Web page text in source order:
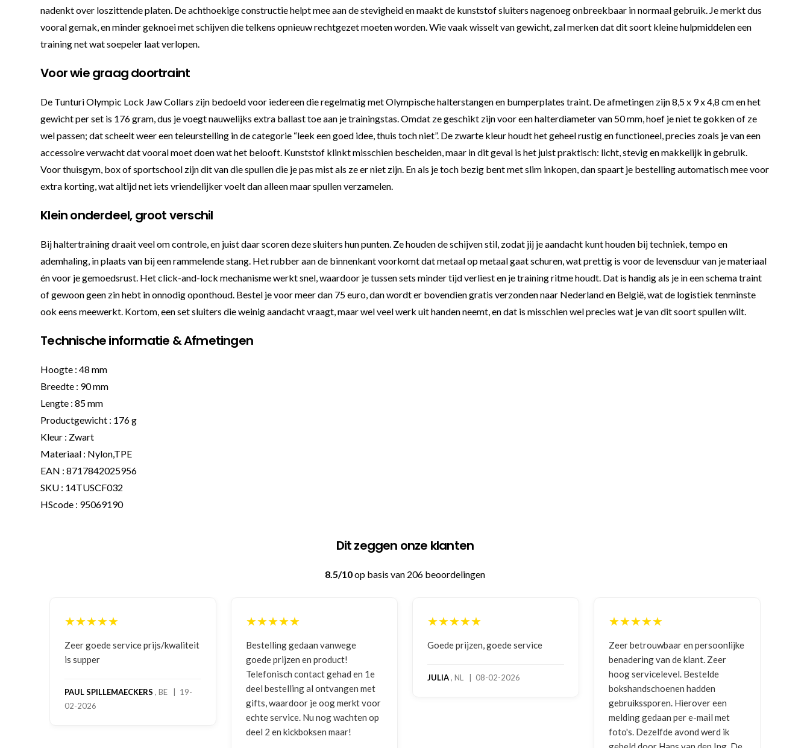
nadenkt over loszittende platen. De achthoekige constructie helpt mee aan de stevigheid en maakt de kunststof sluiters nagenoeg onbreekbaar in normaal gebruik. Je merkt dus
vooral gemak, en minder geknoei met schijven die telkens opnieuw rechtgezet moeten worden. Wie vaak wisselt van gewicht, zal merken dat dit soort kleine hulpmiddelen een
training net wat soepeler laat verlopen.
Voor wie graag doortraint
De Tunturi Olympic Lock Jaw Collars zijn bedoeld voor iedereen die regelmatig met Olympische halterstangen en bumperplates traint. De afmetingen zijn 8,5 x 9 x 4,8 cm en het
gewicht per set is 176 gram, dus je voegt nauwelijks extra ballast toe aan je trainingstas. Omdat ze geschikt zijn voor een halterdiameter van 50 mm, hoef je niet te gokken of ze
wel passen; dat scheelt weer een teleurstelling in de categorie “leek een goed idee, thuis toch niet”. De zwarte kleur houdt het geheel rustig en functioneel, precies zoals je van een
accessoire verwacht dat vooral moet doen wat het belooft. Kunststof klinkt misschien bescheiden, maar in dit geval is het juist praktisch: licht, stevig en makkelijk in gebruik.
Voor thuisgym, box of sportschool zijn dit van die spullen die je pas mist als ze er niet zijn. En als je toch bezig bent met slim inkopen, dan spaart je bestelling automatisch mee voor
extra korting, wat altijd net iets vriendelijker voelt dan alleen maar spullen verzamelen.
Klein onderdeel, groot verschil
Bij haltertraining draait veel om controle, en juist daar scoren deze sluiters hun punten. Ze houden de schijven stil, zodat jij je aandacht kunt houden bij techniek, tempo en
ademhaling, in plaats van bij een rammelende stang. Het rubber aan de binnenkant voorkomt dat metaal op metaal gaat schuren, wat prettig is voor de levensduur van je materiaal
én voor je gemoedsrust. Het click-and-lock mechanisme werkt snel, waardoor je tussen sets minder tijd verliest en je training ritme houdt. Dat is handig als je in een schema traint
of gewoon geen zin hebt in onnodig oponthoud. Bestel je voor meer dan 75 euro, dan wordt er bovendien gratis verzonden naar Nederland en België, wat de logistiek tenminste
ook eens meewerkt. Kortom, een set sluiters die weinig aandacht vraagt, maar wel veel werk uit handen neemt, en dat is misschien wel precies wat je van dit soort spullen wilt.
Technische informatie & Afmetingen
Hoogte : 48 mm
Breedte : 90 mm
Lengte : 85 mm
Productgewicht : 176 g
Kleur : Zwart
Materiaal : Nylon,TPE
EAN : 8717842025956
SKU : 14TUSCF032
HScode : 95069190
Dit zeggen onze klanten
8.5/10op basis van 206 beoordelingen
service prijs/kwaliteit
, BE | 19-
Bestelling gedaan vanwege
Telefonisch contact gehad en 1e
deel bestelling al ontvangen met
gifts, waardoor je oog merkt voor
echte service. Nu nog wachten op
deel 2 en kickboksen maar!
Goede prijzen, goede service
JULIA, NL | 08-02-2026
Zeer betrouwbaar en persoonlijke
benadering van de klant. Zeer
hoog servicelevel. Bestelde
bokshandschoenen hadden
gebruikssporen. Hierover een
melding gedaan per e-mail met
foto's. Dezelfde avond werd ik
Goede communicatie, artikel
ontvangen
NICO VERMUNICHT
2026